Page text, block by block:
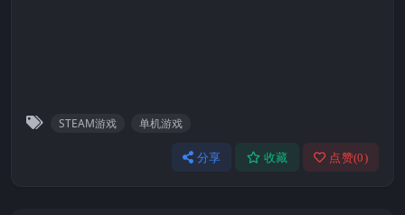
STEAM游戏 单机游戏
分享 收藏 点赞(0)